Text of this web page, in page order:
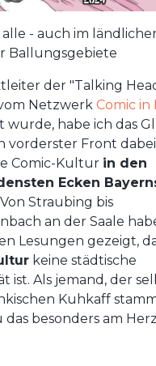
- auch im
Ballungsgebiete
der "Talking
Netzwerk Comic in
wurde, habe ich das
vorderster Front
Comic-Kultur in den
Ecken
Straubing bis
an der Saale
Lesungen gezeigt,
keine städtische
ist. Als jemand, der
Kuhkaff
das besonders am